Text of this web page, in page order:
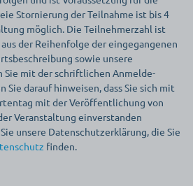
Stornierung der Teilnahme ist bis 4
möglich. Die Teilnehmerzahl ist
der Reihenfolge der eingegangenen
sowie unsere
Sie mit der schriftlichen Anmelde­
Sie darauf hinweisen, dass Sie sich mit
mit der Veröffentlichung von
Veranstaltung einverstanden
unsere Datenschutzerklärung, die Sie
finden.